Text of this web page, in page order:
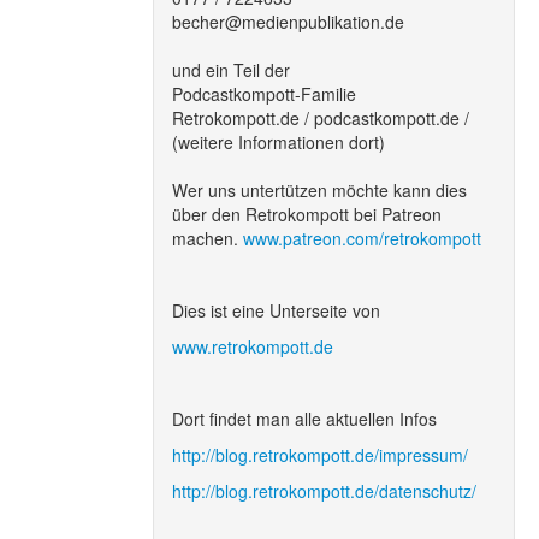
becher@medienpublikation.de
und ein Teil der
Podcastkompott-Familie
Retrokompott.de / podcastkompott.de /
(weitere Informationen dort)
Wer uns untertützen möchte kann dies
über den Retrokompott bei Patreon
machen.www.patreon.com/retrokompott
Dies ist eine Unterseite von
www.retrokompott.de
Dort findet man alle aktuellen Infos
http://blog.retrokompott.de/impressum/
http://blog.retrokompott.de/datenschutz/